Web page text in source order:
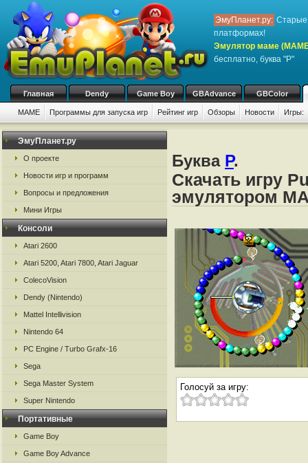
ЭмуПланет.ру: Старые
платформах!
Эмулятор маме
бесплатно, буква "P"
Главная Dendy Game Boy GBAdvance GBColor
MAME Программы для запуска игр Рейтинг игр Обзоры Новости Игры:
ЭмуПланет.ру
О проекте
Новости игр и программ
Вопросы и предложения
Мини Игры
Консоли
Atari 2600
Atari 5200, Atari 7800, Atari Jaguar
ColecoVision
Dendy (Nintendo)
Mattel Intellivision
Nintendo 64
PC Engine / Turbo Grafx-16
Sega
Sega Master System
Super Nintendo
Портативные
Game Boy
Game Boy Advance
Буква P.
Скачать игру
эмулятором
Голосуй за игру: